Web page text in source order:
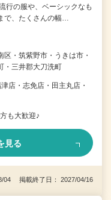
行の服や、ベーシックなも
で、たくさんの幅…
・筑紫野市・うきは市・
・三井郡大刀洗町
店・志免店・田主丸店・
も大歓迎♪
見る
04 掲載終了日： 2027/04/16